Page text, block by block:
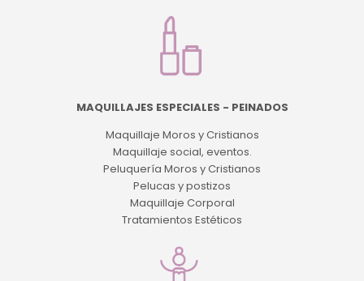
MAQUILLAJES ESPECIALES - PEINADOS
Maquillaje Moros y Cristianos
Maquillaje social, eventos.
Peluquería Moros y Cristianos
Pelucas y postizos
Maquillaje Corporal
Tratamientos Estéticos